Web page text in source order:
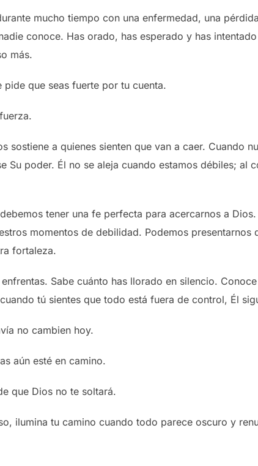
mucho tiempo con una enfermedad, una
conoce. Has orado, has esperado y has
más.
pide que seas fuerte por tu cuenta.
sostiene a quienes sienten que van a caer. Cuando
Su poder. Él no se aleja cuando estamos débiles; al
tener una fe perfecta para acercarnos a
momentos de debilidad. Podemos
fortaleza.
Sabe cuánto has llorado en silencio.
tú sientes que todo está fuera de control, Él
no cambien hoy.
aún esté en camino.
que Dios no te soltará.
ilumina tu camino cuando todo parece oscuro y